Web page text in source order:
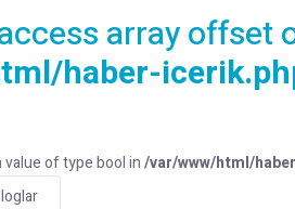
array offset
haber-
of type bool in/var/www/html/